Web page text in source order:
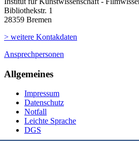
Bibliothekstr. 1
28359 Bremen
> weitere Kontakdaten
Ansprechpersonen
Allgemeines
Impressum
Datenschutz
Notfall
Leichte Sprache
DGS